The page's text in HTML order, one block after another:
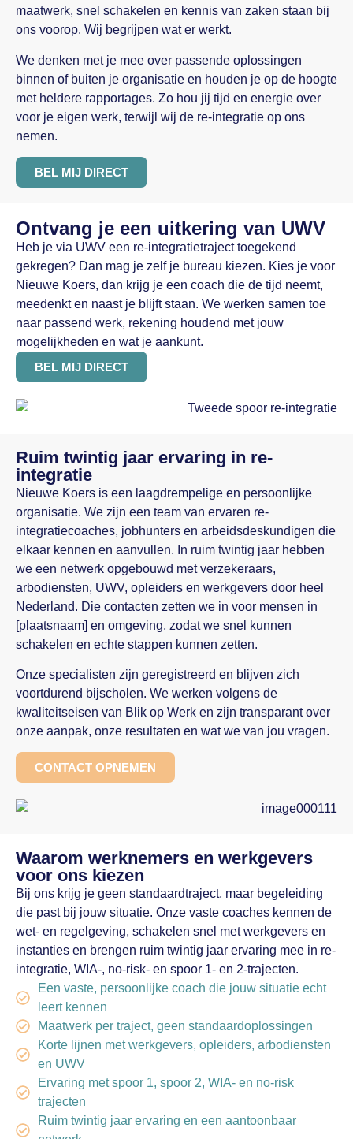
maatwerk, snel schakelen en kennis van zaken staan bij
ons voorop. Wij begrijpen wat er werkt.
We denken met je mee over passende oplossingen
binnen of buiten je organisatie en houden je op de hoogte
met heldere rapportages. Zo hou jij tijd en energie over
voor je eigen werk, terwijl wij de re-integratie op ons
nemen.
BEL MIJ DIRECT
Ontvang je een uitkering van UWV
Heb je via UWV een re-integratietraject toegekend
gekregen? Dan mag je zelf je bureau kiezen. Kies je voor
Nieuwe Koers, dan krijg je een coach die de tijd neemt,
meedenkt en naast je blijft staan. We werken samen toe
naar passend werk, rekening houdend met jouw
mogelijkheden en wat je aankunt.
BEL MIJ DIRECT
Ruim twintig jaar ervaring in re-
integratie
Nieuwe Koers is een laagdrempelige en persoonlijke
organisatie. We zijn een team van ervaren re-
integratiecoaches, jobhunters en arbeidsdeskundigen die
elkaar kennen en aanvullen. In ruim twintig jaar hebben
we een netwerk opgebouwd met verzekeraars,
arbodiensten, UWV, opleiders en werkgevers door heel
Nederland. Die contacten zetten we in voor mensen in
[plaatsnaam] en omgeving, zodat we snel kunnen
schakelen en echte stappen kunnen zetten.
Onze specialisten zijn geregistreerd en blijven zich
voortdurend bijscholen. We werken volgens de
kwaliteitseisen van Blik op Werk en zijn transparant over
onze aanpak, onze resultaten en wat we van jou vragen.
CONTACT OPNEMEN
Waarom werknemers en werkgevers
voor ons kiezen
Bij ons krijg je geen standaardtraject, maar begeleiding
die past bij jouw situatie. Onze vaste coaches kennen de
wet- en regelgeving, schakelen snel met werkgevers en
instanties en brengen ruim twintig jaar ervaring mee in re-
integratie, WIA-, no-risk- en spoor 1- en 2-trajecten.
Een vaste, persoonlijke coach die jouw situatie echt
leert kennen
Maatwerk per traject, geen standaardoplossingen
Korte lijnen met werkgevers, opleiders, arbodiensten
en UWV
Ervaring met spoor 1, spoor 2, WIA- en no-risk
trajecten
Ruim twintig jaar ervaring en een aantoonbaar